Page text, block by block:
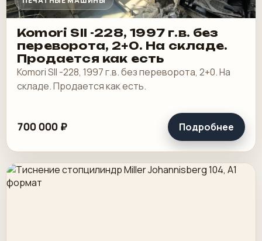
Komori SII -228, 1997 г.в. без
переворота, 2+0. На складе.
Продается как есть
Komori SII -228, 1997 г.в. без переворота, 2+0. На
складе. Продается как есть.
700 000 ₽ Подробнее